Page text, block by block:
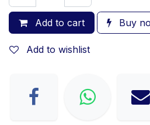
Add to cart Buy
Add to wishlist